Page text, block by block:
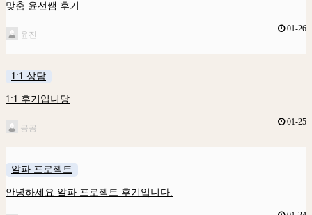
맞춤 윤선쌤 후기
윤진
01-26
1:1 상담
1:1 후기입니당
공공
01-25
알파 프로젝트
안녕하세요 알파 프로젝트 후기입니다.